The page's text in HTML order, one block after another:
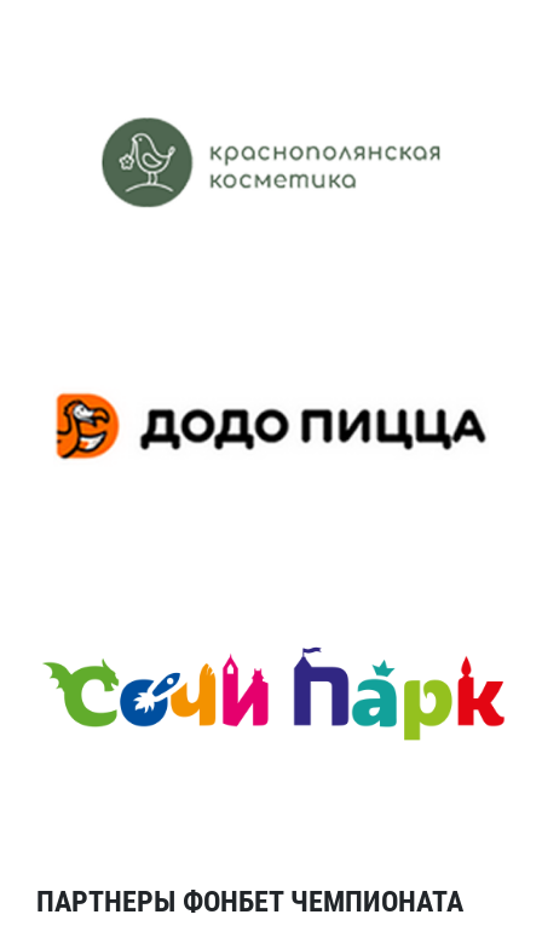
ПАРТНЕРЫ ФОНБЕТ ЧЕМПИОНАТА